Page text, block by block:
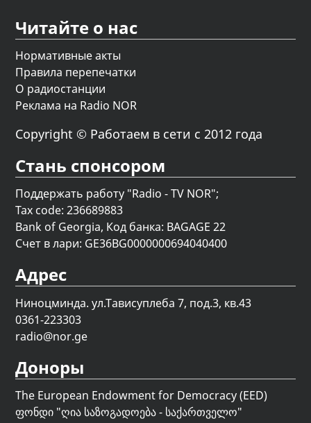
Читайте о нас
Нормативные акты
Правила перепечатки
О радиостанции
Реклама на Radio NOR
Copyright © Работаем в сети с 2012 года
Стань спонсором
Поддержать работу "Radio - TV NOR";
Tax code: 236689883
Bank of Georgia, Код банка: BAGAGE 22
Счет в лари: GE36BG0000000694040400
Адрес
Ниноцминда. ул.Тависуплеба 7, под.3, кв.43
0361-223303
radio@nor.ge
Доноры
The European Endowment for Democracy (EED)
ფონდი "ღია საზოგადოება - საქართველო"